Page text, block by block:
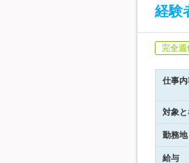
経験
完全週
仕事
対象
勤務地
給与